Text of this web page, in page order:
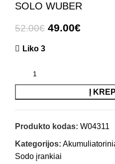
SOLO WUBER
52.00€ 49.00€
Liko 3
Į
Produkto kodas: W04311
Kategorijos:
Sodo įrankiai